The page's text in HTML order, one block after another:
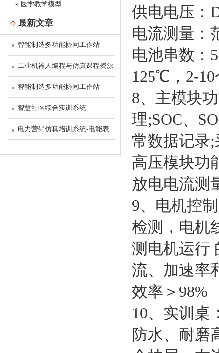
» 医学教学模型
最新文章
智能制造多功能协同工作站
工业机器人编程与仿真课程资源
智能制造多功能协同工作站
智慧社区综合实训系统
电力营销仿真培训系统-电能表..
供电电压：
电流测量：
电池串数：
125℃，2-
8、主模块
理;SOC、
常数据记录
高压模块功
放电电流测
9、电机控
检测，电机
测电机运行
流、加速率
效率＞98%
10、实训桌
防水、耐磨